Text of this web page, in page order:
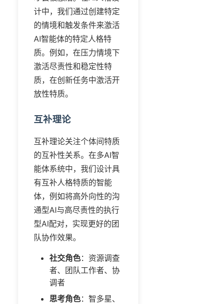
计中，我们通过创建特定
的情境和触发条件来激活
AI智能体的特定人格特
质。例如，在压力情境下
激活尽责性和稳定性特
质，在创新任务中激活开
放性特质。
互补理论
互补理论关注个体间特质
的互补性关系。在多AI智
能体系统中，我们设计具
有互补人格特质的智能
体，例如将高外向性的沟
通型AI与高尽责性的执行
型AI配对，实现更好的团
队协作效果。
社交角色：资源调查
者、团队工作者、协
调者
思考角色：智多星、